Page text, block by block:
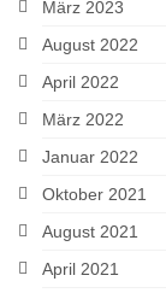
März 2023
August 2022
April 2022
März 2022
Januar 2022
Oktober 2021
August 2021
April 2021